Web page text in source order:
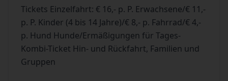
Tickets Einzelfahrt: € 16,- p. P. Erwachsene/€ 11,-
p. P. Kinder (4 bis 14 Jahre)/€ 8,- p. Fahrrad/€ 4,-
p. Hund Hunde/Ermäßigungen für Tages-
Kombi-Ticket Hin- und Rückfahrt, Familien und
Gruppen